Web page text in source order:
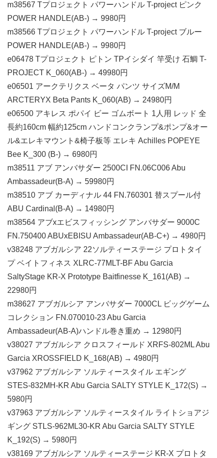
m38567 Tプロジェクト パワーハンドル T-project ピンク
POWER HANDLE(AB-) → 9980円
m38566 Tプロジェクト パワーハンドル T-project ブルー
POWER HANDLE(AB-) → 9980円
e06478 Tプロジェクト ピトン TPイシダイ 竿受け 石鯛 T-
PROJECT K_060(AB-) → 49980円
e06501 アークテリクス ベータ パンツ サイズM/M
ARCTERYX Beta Pants K_060(AB) → 24980円
e06500 アキレス ポパイ ビー ゴムボート 1人用 レッド 全
長約160cm 幅約125cm ハンドコンクランプ&ポンプ&オー
ル&エレキマウント&椅子板等 エレキ Achilles POPEYE
Bee K_300 (B-) → 6980円
m38511 アブ アンバサダー 2500CI FN.06C006 Abu
Ambassadeur(B-A) → 59980円
m38510 アブ カーディナル 44 FN.760301 替スプール付
ABU Cardinal(B-A) → 14980円
m38564 アブxエビスフィッシング アンバサダー 9000C
FN.750400 ABUxEBISU Ambassadeur(AB-C+) → 4980円
v38248 アブガルシア 22ソルティーステージ プロトタイ
プ ベイトフィネス XLRC-77MLT-BF Abu Garcia
SaltyStage KR-X Prototype Baitfinesse K_161(AB) →
22980円
m38627 アブガルシア アンバサダー 7000CL ビッグゲーム
コレクション FN.070010-23 Abu Garcia
Ambassadeur(AB-A)ハンドル巻き重め → 12980円
v38027 アブガルシア クロスフィールド XRFS-802ML Abu
Garcia XROSSFIELD K_168(AB) → 4980円
v37962 アブガルシア ソルティースタイル エギング
STES-832MH-KR Abu Garcia SALTY STYLE K_172(S) →
5980円
v37963 アブガルシア ソルティースタイル ライトショアジ
ギング STLS-962ML30-KR Abu Garcia SALTY STYLE
K_192(S) → 5980円
v38169 アブガルシア ソルティーステージ KR-X プロトタ